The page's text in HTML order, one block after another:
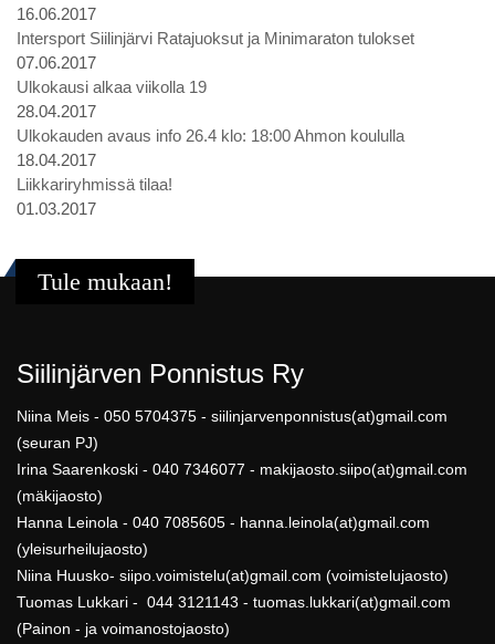
16.06.2017
Intersport Siilinjärvi Ratajuoksut ja Minimaraton tulokset
07.06.2017
Ulkokausi alkaa viikolla 19
28.04.2017
Ulkokauden avaus info 26.4 klo: 18:00 Ahmon koululla
18.04.2017
Liikkariryhmissä tilaa!
01.03.2017
Tule mukaan!
Siilinjärven Ponnistus Ry
Niina Meis - 050 5704375 - siilinjarvenponnistus(at)gmail.com
(seuran PJ)
Irina Saarenkoski - 040 7346077 - makijaosto.siipo(at)gmail.com
(mäkijaosto)
Hanna Leinola - 040 7085605 - hanna.leinola(at)gmail.com
(yleisurheilujaosto)
Niina Huusko- siipo.voimistelu(at)gmail.com (voimistelujaosto)
Tuomas Lukkari - 044 3121143 - tuomas.lukkari(at)gmail.com
(Painon - ja voimanostojaosto)